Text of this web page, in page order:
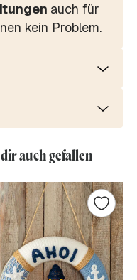
auch für
kein Problem.
auch gefallen